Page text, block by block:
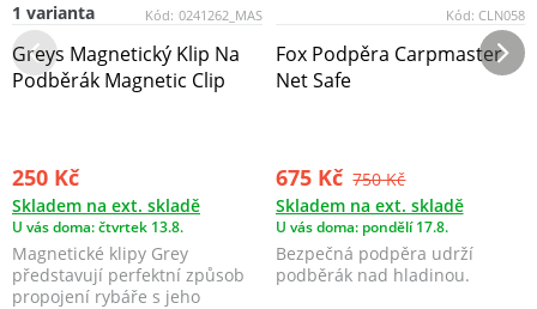
Kód: 0241262_MAS
1 varianta
Greys Magnetický Klip Na
Podběrák Magnetic Clip
250 Kč
Skladem na ext. skladě
U vás doma: čtvrtek 13.8.
Magnetické klipy Grey
představují perfektní způsob
propojení rybáře s jeho
Kód: CLN058
Fox Podpěra Carpmaster
Net Safe
675 Kč 750 Kč
Skladem na ext. skladě
U vás doma: pondělí 17.8.
Bezpečná podpěra udrží
podběrák nad hladinou.